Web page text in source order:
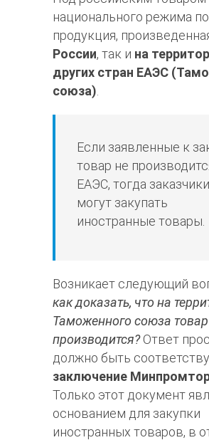
национального режима
продукция,
России, так и на
других стран ЕАЭС
союза)
Если заявленные к
товар не
ЕАЭС, тогда заказчики
могут закупать
иностранные товары.
Возникает следующий
как доказать, что на
Таможенного союза
производится?Ответ
должно быть
заключение
Только этот документ
основанием для закупки
иностранных товаров, в